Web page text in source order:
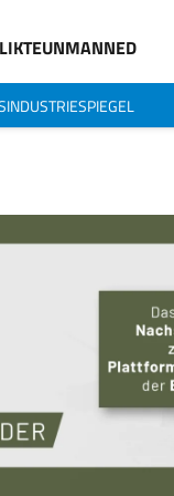
UNMANNED
INDUSTRIESPIEGEL